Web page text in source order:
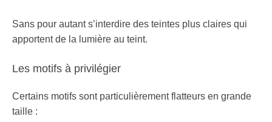
Sans pour autant s’interdire des teintes plus claires qui
apportent de la lumière au teint.
Les motifs à privilégier
Certains motifs sont particulièrement flatteurs en grande
taille :